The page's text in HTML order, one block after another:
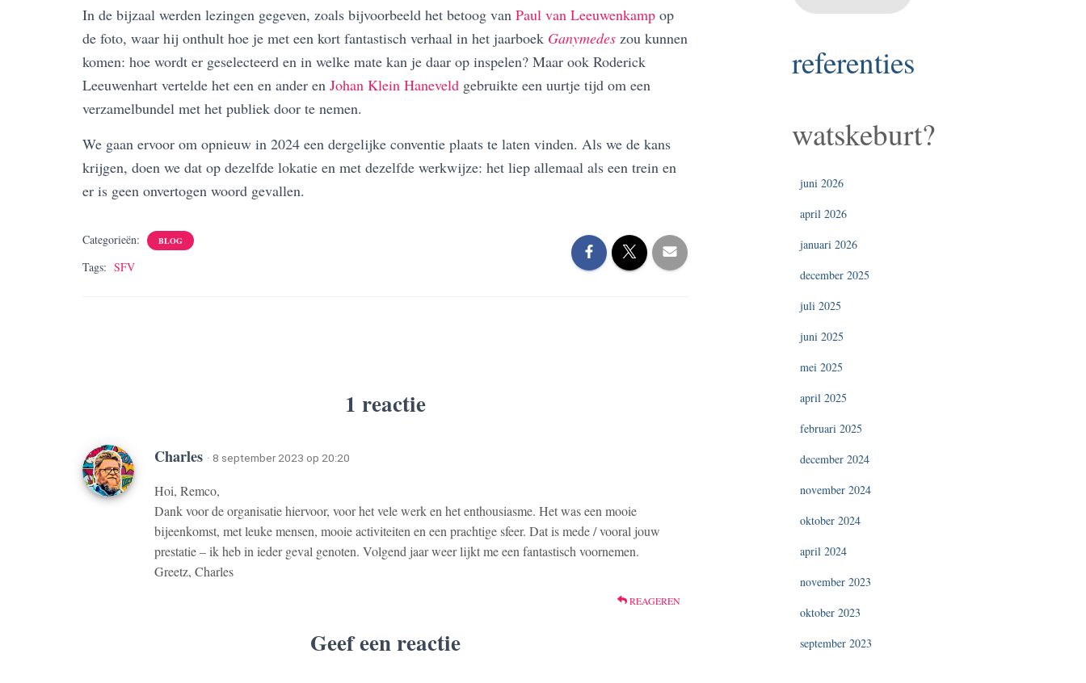
In de bijzaal werden lezingen gegeven, zoals bijvoorbeeld het betoog van Paul van Leeuwenkamp op
de foto, waar hij onthult hoe je met een kort fantastisch verhaal in het jaarboek Ganymedes zou kunnen
komen: hoe wordt er geselecteerd en in welke mate kan je daar op inspelen? Maar ook Roderick
Leeuwenhart vertelde het een en ander en Johan Klein Haneveld gebruikte een uurtje tijd om een
verzamelbundel met het publiek door te nemen.
We gaan ervoor om opnieuw in 2024 een dergelijke conventie plaats te laten vinden. Als we de kans
krijgen, doen we dat op dezelfde lokatie en met dezelfde werkwijze: het liep allemaal als een trein en
er is geen onvertogen woord gevallen.
Categorieën: BLOG
Tags: SFV
1 reactie
Charles · 8 september 2023 op 20:20
Hoi, Remco,
Dank voor de organisatie hiervoor, voor het vele werk en het enthousiasme. Het was een mooie
bijeenkomst, met leuke mensen, mooie activiteiten en een prachtige sfeer. Dat is mede / vooral jouw
prestatie – ik heb in ieder geval genoten. Volgend jaar weer lijkt me een fantastisch voornemen.
Greetz, Charles
REAGEREN
Geef een reactie
referenties
watskeburt?
juni 2026
april 2026
januari 2026
december 2025
juli 2025
juni 2025
mei 2025
april 2025
februari 2025
december 2024
november 2024
oktober 2024
april 2024
november 2023
oktober 2023
september 2023